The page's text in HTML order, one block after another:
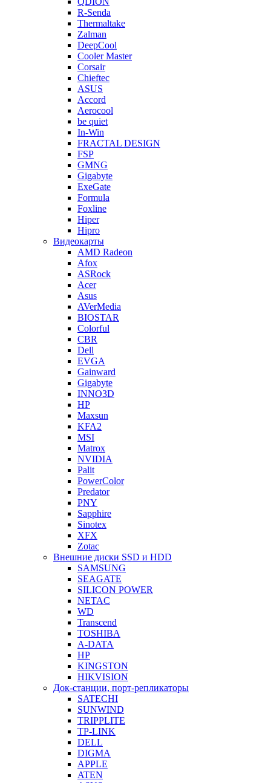
R-Senda
Thermaltake
Zalman
DeepCool
Cooler Master
Corsair
Chieftec
ASUS
Accord
Aerocool
be quiet
In-Win
FRACTAL DESIGN
FSP
GMNG
Gigabyte
ExeGate
Formula
Foxline
Hiper
Hipro
Видеокарты
AMD Radeon
Afox
ASRock
Acer
Asus
AVerMedia
BIOSTAR
Colorful
CBR
Dell
EVGA
Gainward
Gigabyte
INNO3D
HP
Maxsun
KFA2
MSI
Matrox
NVIDIA
Palit
PowerColor
Predator
PNY
Sapphire
Sinotex
XFX
Zotac
Внешние диски SSD и HDD
SAMSUNG
SEAGATE
SILICON POWER
NETAC
WD
Transcend
TOSHIBA
A-DATA
HP
KINGSTON
HIKVISION
Док-станции, порт-репликаторы
SATECHI
SUNWIND
TRIPPLITE
TP-LINK
DELL
DIGMA
APPLE
ATEN